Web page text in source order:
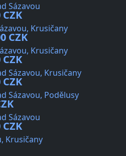
Sázavou
Krusičany
CZK
Krusičany
Sázavou, Krusičany
Sázavou, Podělusy
Sázavou
Krusičany